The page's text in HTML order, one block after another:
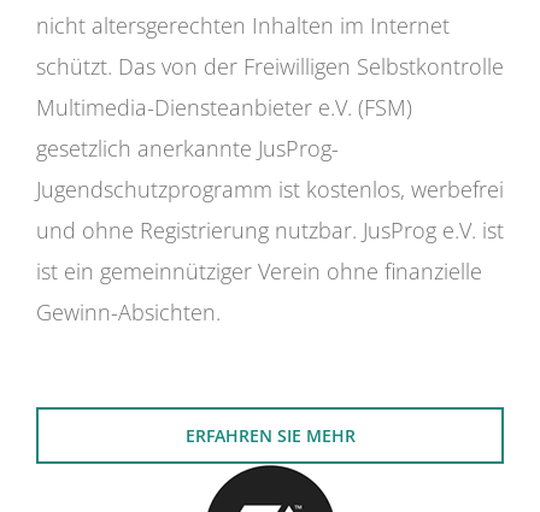
nicht altersgerechten Inhalten im Internet
schützt. Das von der Freiwilligen Selbstkontrolle
Multimedia-Diensteanbieter e.V. (FSM)
gesetzlich anerkannte JusProg-
Jugendschutzprogramm ist kostenlos, werbefrei
und ohne Registrierung nutzbar. JusProg e.V. ist
ist ein gemeinnütziger Verein ohne finanzielle
Gewinn-Absichten.
ERFAHREN SIE MEHR